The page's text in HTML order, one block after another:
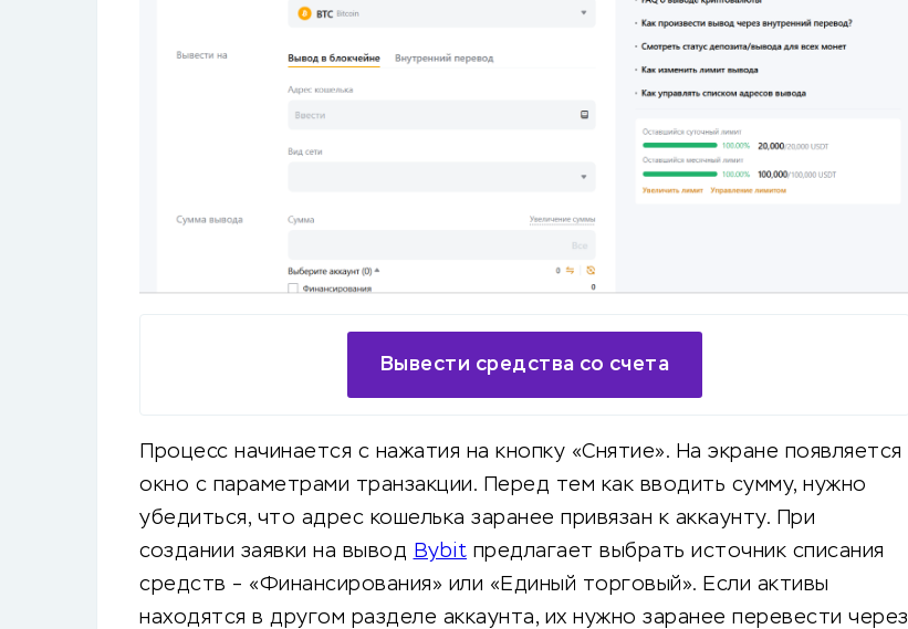
Вывести средства со счета
Процесс начинается с нажатия на кнопку «Снятие». На экране появляется
окно с параметрами транзакции. Перед тем как вводить сумму, нужно
убедиться, что адрес кошелька заранее привязан к аккаунту. При
создании заявки на вывод Bybit предлагает выбрать источник списания
средств – «Финансирования» или «Единый торговый». Если активы
находятся в другом разделе аккаунта, их нужно заранее перевести через